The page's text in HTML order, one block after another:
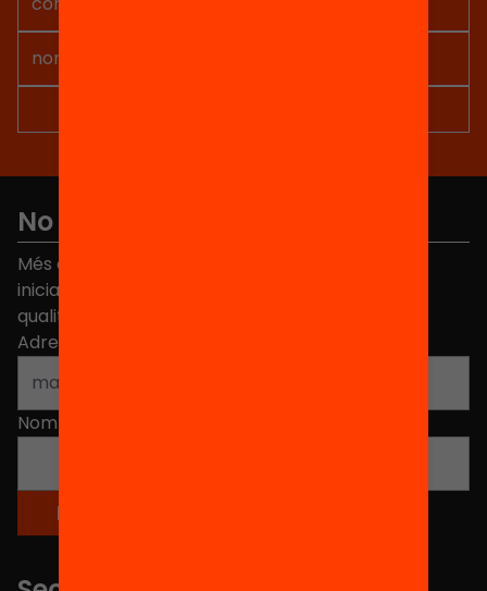
No et perdis res
Més de 40.000 persones ja han triat Equitat. Rep
iniciatives, propostes i projectes per millorar la
qualitat de l'educació a Catalunya.
Adreça electrònica
Nom